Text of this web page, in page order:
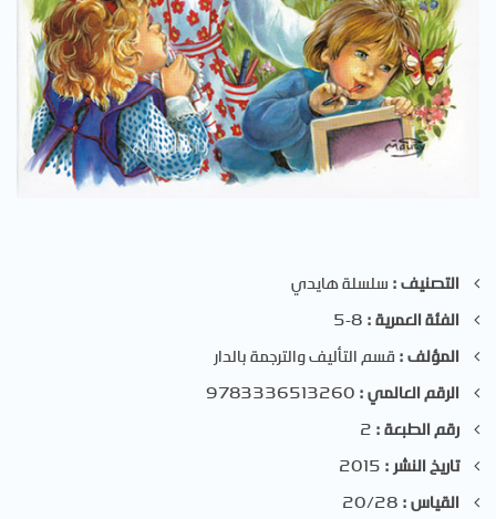
التصنيف : سلسلة هايدي
الفئة العمرية : 8-5
المؤلف : قسم التأليف والترجمة بالدار
الرقم العالمي : 9783336513260
رقم الطبعة : 2
تاريخ النشر : 2015
القياس : 20/28